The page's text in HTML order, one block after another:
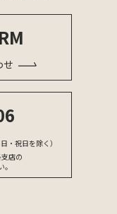
せ
日・祝日を除く）
店の